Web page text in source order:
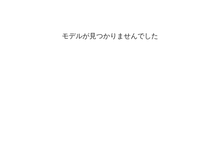
モデルが見つかりませんでした